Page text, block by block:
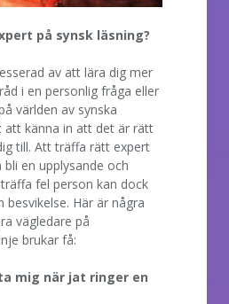
på synsk läsning?
av att lära dig mer
i en personlig fråga eller
världen av synska
att känna in att det är rätt
till. Att träffa rätt expert
bli en upplysande och
fel person kan dock
besvikelse. Här är några
vägledare på
brukar få:
mig när jat ringer en